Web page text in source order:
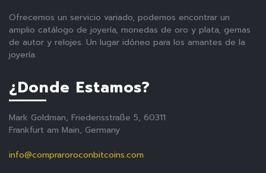
Ofrecemos un servicio variado, podemos encontrar un
amplio catálogo de joyería, monedas de oro y plata, gemas
de autor y relojes. Un lugar idóneo para los amantes de la
joyería.
¿Donde Estamos?
Mark Goldman, Friedensstraße 5, 60311
Frankfurt am Main, Germany
info@compraroroconbitcoins.com